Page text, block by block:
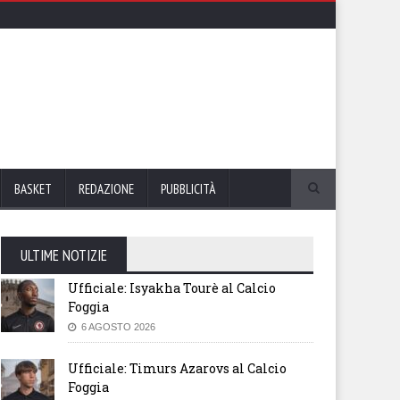
BASKET REDAZIONE PUBBLICITÀ
ULTIME NOTIZIE
Ufficiale: Isyakha Tourè al Calcio
Foggia
6 AGOSTO 2026
Ufficiale: Timurs Azarovs al Calcio
Foggia